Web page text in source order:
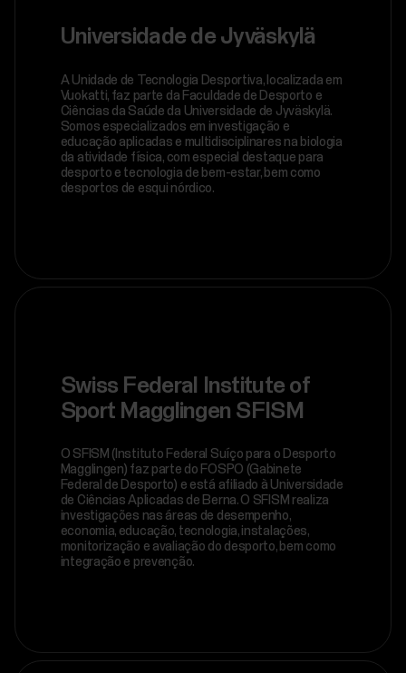
Universidade de Jyväskylä
A Unidade de Tecnologia Desportiva, localizada em
Vuokatti, faz parte da Faculdade de Desporto e
Ciências da Saúde da Universidade de Jyväskylä.
Somos especializados em investigação e
educação aplicadas e multidisciplinares na biologia
da atividade física, com especial destaque para
desporto e tecnologia de bem-estar, bem como
desportos de esqui nórdico.
Swiss Federal Institute of
Sport Magglingen SFISM
O SFISM (Instituto Federal Suíço para o Desporto
Magglingen) faz parte do FOSPO (Gabinete
Federal de Desporto) e está afiliado à Universidade
de Ciências Aplicadas de Berna. O SFISM realiza
investigações nas áreas de desempenho,
economia, educação, tecnologia, instalações,
monitorização e avaliação do desporto, bem como
integração e prevenção.